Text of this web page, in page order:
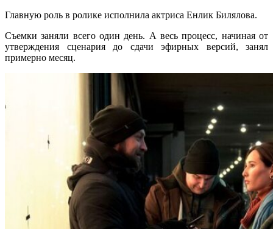
Главную роль в ролике исполнила актриса Енлик Билялова.
Съемки заняли всего один день. А весь процесс, начиная от
утверждения сценария до сдачи эфирных версий, занял
примерно месяц.